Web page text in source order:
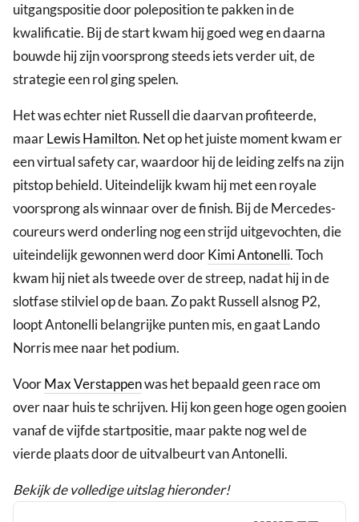
uitgangspositie door poleposition te pakken in de
kwalificatie. Bij de start kwam hij goed weg en daarna
bouwde hij zijn voorsprong steeds iets verder uit, de
strategie een rol ging spelen.
Het was echter niet Russell die daarvan profiteerde,
maarLewis Hamilton. Net op het juiste moment kwam er
een virtual safety car, waardoor hij de leiding zelfs na zijn
pitstop behield. Uiteindelijk kwam hij met een royale
voorsprong als winnaar over de finish. Bij de Mercedes-
coureurs werd onderling nog een strijd uitgevochten, die
uiteindelijk gewonnen werd doorKimi Antonelli. Toch
kwam hij niet als tweede over de streep, nadat hij in de
slotfase stilviel op de baan. Zo pakt Russell alsnog P2,
loopt Antonelli belangrijke punten mis, en gaat Lando
Norris mee naar het podium.
VoorMax Verstappenwas het bepaald geen race om
over naar huis te schrijven. Hij kon geen hoge ogen gooien
vanaf de vijfde startpositie, maar pakte nog wel de
vierde plaats door de uitvalbeurt van Antonelli.
Bekijk de volledige uitslag hieronder!